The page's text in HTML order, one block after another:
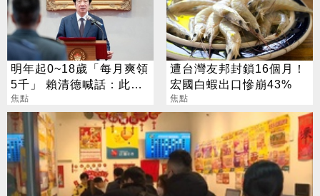
明年起0~18歲「每月爽領
5千」 賴清德喊話：此時
不生待何時
焦點
遭台灣友邦封鎖16個月！
宏國白蝦出口慘崩43%
焦點